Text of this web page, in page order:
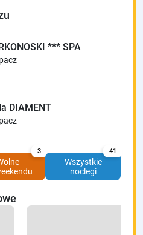
*** SPA
DIAMENT
3
Wszystkie
noclegi
41